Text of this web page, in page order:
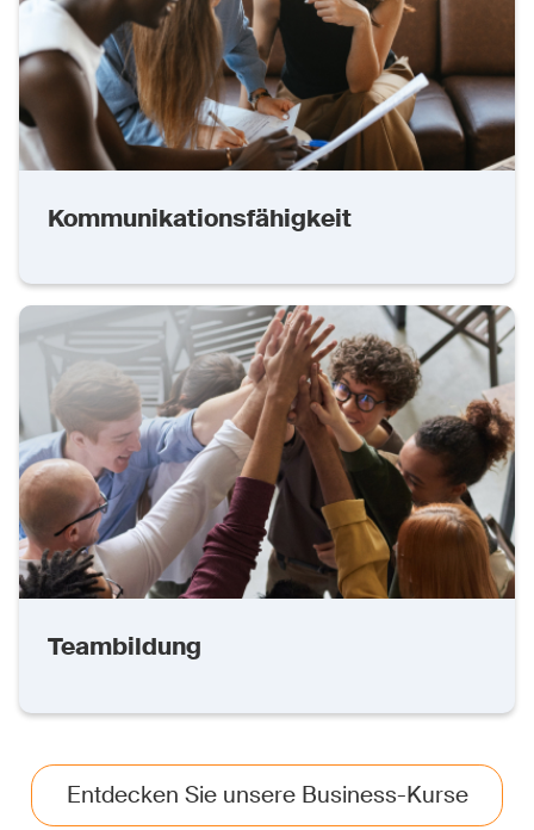
Kommunikationsfähigkeit
Teambildung
Entdecken Sie unsere Business-Kurse